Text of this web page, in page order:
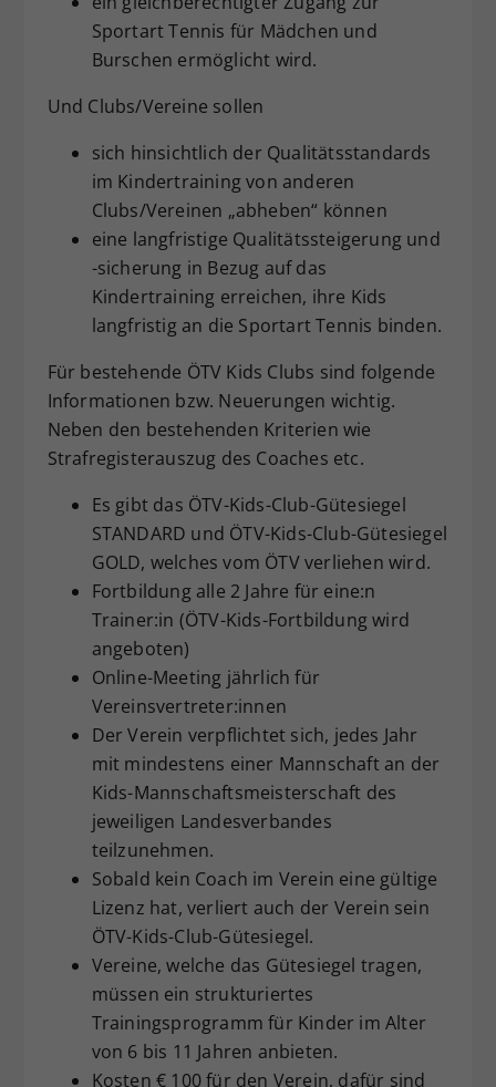
Sportart Tennis für Mädchen und
Burschen ermöglicht wird.
Und Clubs/Vereine sollen
sich hinsichtlich der Qualitätsstandards
im Kindertraining von anderen
Clubs/Vereinen „abheben“ können
eine langfristige Qualitätssteigerung und
-sicherung in Bezug auf das
Kindertraining erreichen, ihre Kids
langfristig an die SportartTennis binden.
Für bestehende ÖTV Kids Clubs sind folgende
Informationen bzw. Neuerungen wichtig.
Neben den bestehenden Kriterien wie
Strafregisterauszug des Coaches etc.
Es gibt das ÖTV-Kids-Club-Gütesiegel
STANDARD und ÖTV-Kids-Club-Gütesiegel
GOLD, welches vom ÖTV verliehen wird.
Fortbildung alle 2 Jahre für eine:n
Trainer:in (ÖTV-Kids-Fortbildung wird
angeboten)
Online-Meeting jährlich für
Vereinsvertreter:innen
Der Verein verpflichtet sich, jedes Jahr
mit mindestens einer Mannschaft an der
Kids-Mannschaftsmeisterschaft des
jeweiligen Landesverbandes
teilzunehmen.
Sobald kein Coach im Verein eine gültige
Lizenz hat, verliert auch der Verein sein
ÖTV-Kids-Club-Gütesiegel.
Vereine, welche das Gütesiegel tragen,
müssen ein strukturiertes
Trainingsprogramm für Kinder im Alter
von 6 bis 11 Jahren anbieten.
Kosten € 100 für den Verein, dafür sind